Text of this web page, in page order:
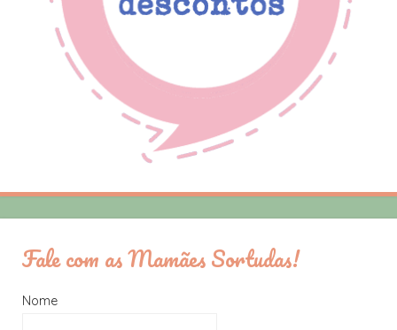
Fale com as Mamães Sortudas!
Nome